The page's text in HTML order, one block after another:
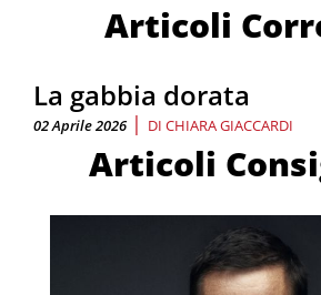
Articoli
La gabbia dorata
02 Aprile 2026 | DI CHIARA GIACCARDI
Articoli